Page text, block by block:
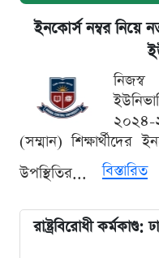
ইনকোর্স নম্বর নিয়ে
২০২৪-
(সম্মান) শিক্ষার্থীদের
উপস্থিতির...
বিস্তারিত
রাষ্ট্রবিরোধী